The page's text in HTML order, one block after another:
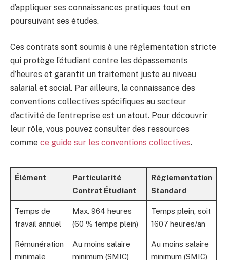
d’appliquer ses connaissances pratiques tout en
poursuivant ses études.
Ces contrats sont soumis à une réglementation stricte
qui protège l’étudiant contre les dépassements
d’heures et garantit un traitement juste au niveau
salarial et social. Par ailleurs, la connaissance des
conventions collectives spécifiques au secteur
d’activité de l’entreprise est un atout. Pour découvrir
leur rôle, vous pouvez consulter des ressources
comme ce guide sur les conventions collectives.
Élément
Particularité
Contrat Étudiant
Réglementation
Standard
Temps de
travail annuel
Max. 964 heures
(60 % temps plein)
Temps plein, soit
1607 heures/an
Rémunération
minimale
Au moins salaire
minimum (SMIC)
Au moins salaire
minimum (SMIC)